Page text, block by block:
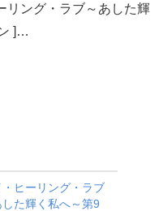
リング・ラブ～あした輝
]…
・ヒーリング・ラブ
した輝く私へ～第9